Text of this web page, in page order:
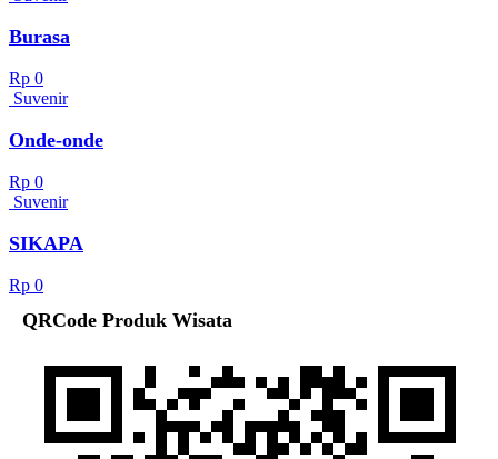
Burasa
Rp 0
Suvenir
Onde-onde
Rp 0
Suvenir
SIKAPA
Rp 0
QRCode Produk Wisata